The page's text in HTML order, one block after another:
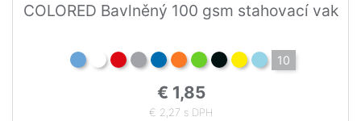
COLORED Bavlněný 100 gsm stahovací vak
10
€ 1,85
€ 2,27 s DPH